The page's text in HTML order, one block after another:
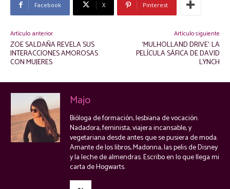
Facebook X Pinterest
Artículo anterior
ZOE SALDAÑA REVELA SUS
INTERACCIONES AMOROSAS
CON MUJERES
Artículo siguiente
‘MULHOLLAND DRIVE’: LA
PELÍCULA SÁFICA DE DAVID
LYNCH
Majo
Bióloga de formación, lesbiana de vocación.
Nadadora, feminista, viajera incansable, y
vegetariana desde antes que se pusiera de moda.
Amante de los libros, Madonna, las pelis de Disney
y la leche de almendras. Escribo en lo que llega mi
carta de Hogwarts.